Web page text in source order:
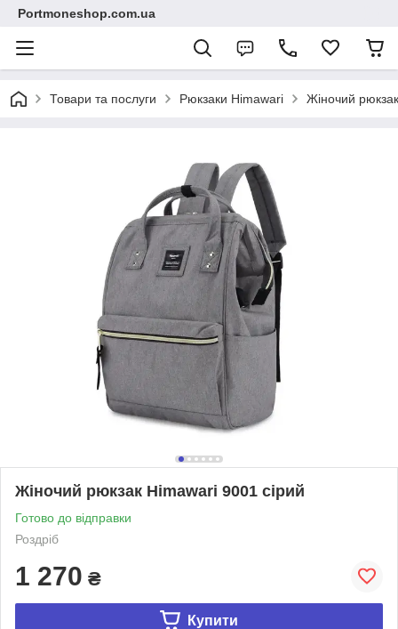
Portmoneshop.com.ua
Товари та послуги Рюкзаки Himawari Жіночий
Жіночий рюкзак Himawari 9001 сірий
Готово до відправки
Роздріб
1 270 ₴
Купити